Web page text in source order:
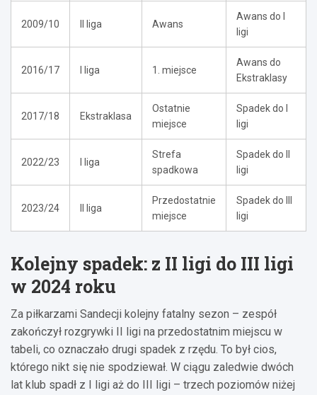
2009/10 II liga Awans
Awans do I
ligi
2016/17 I liga 1. miejsce
Awans do
Ekstraklasy
2017/18 Ekstraklasa
Ostatnie
miejsce
Spadek do I
ligi
2022/23 I liga
Strefa
spadkowa
Spadek do II
ligi
2023/24 II liga
Przedostatnie
miejsce
Spadek do III
ligi
Kolejny spadek: z II ligi do III ligi
w 2024 roku
Za piłkarzami Sandecji kolejny fatalny sezon – zespół
zakończył rozgrywki II ligi na przedostatnim miejscu w
tabeli, co oznaczało drugi spadek z rzędu. To był cios,
którego nikt się nie spodziewał. W ciągu zaledwie dwóch
lat klub spadł z I ligi aż do III ligi – trzech poziomów niżej